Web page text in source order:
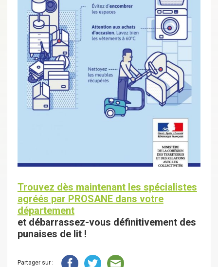
Trouvez dès maintenant les spécialistes
agréés par PROSANE dans votre
département
et débarrassez-vous définitivement des
punaises de lit !
Partager sur :